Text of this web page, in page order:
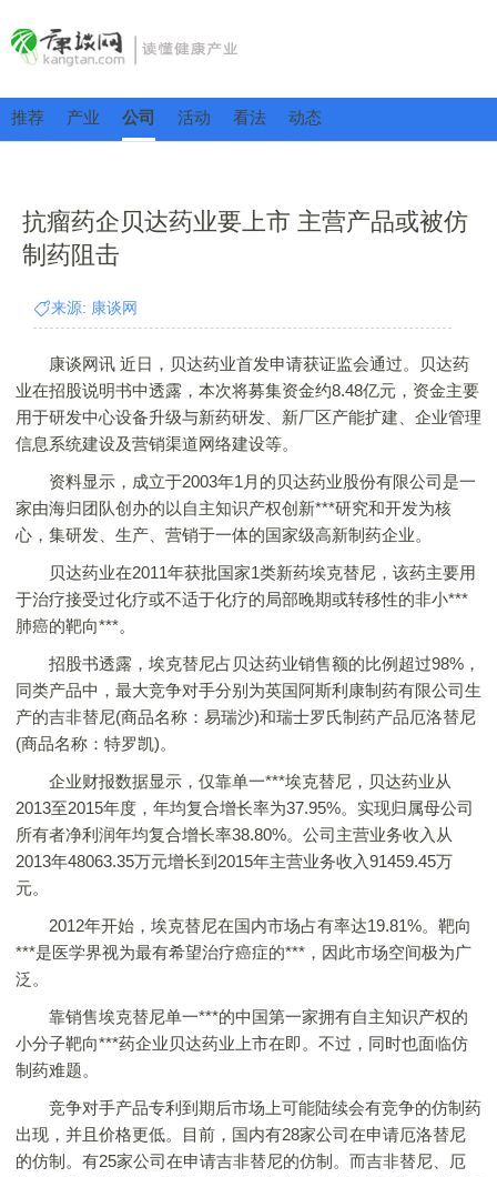
推荐 产业 公司 活动 看法 动态
抗瘤药企贝达药业要上市 主营产品或被仿
制药阻击
来源: 康谈网
康谈网讯 近日，贝达药业首发申请获证监会通过。贝达药
业在招股说明书中透露，本次将募集资金约8.48亿元，资金主要
用于研发中心设备升级与新药研发、新厂区产能扩建、企业管理
信息系统建设及营销渠道网络建设等。
资料显示，成立于2003年1月的贝达药业股份有限公司是一
家由海归团队创办的以自主知识产权创新***研究和开发为核
心，集研发、生产、营销于一体的国家级高新制药企业。
贝达药业在2011年获批国家1类新药埃克替尼，该药主要用
于治疗接受过化疗或不适于化疗的局部晚期或转移性的非小***
肺癌的靶向***。
招股书透露，埃克替尼占贝达药业销售额的比例超过98%，
同类产品中，最大竞争对手分别为英国阿斯利康制药有限公司生
产的吉非替尼(商品名称：易瑞沙)和瑞士罗氏制药产品厄洛替尼
(商品名称：特罗凯)。
企业财报数据显示，仅靠单一***埃克替尼，贝达药业从
2013至2015年度，年均复合增长率为37.95%。实现归属母公司
所有者净利润年均复合增长率38.80%。公司主营业务收入从
2013年48063.35万元增长到2015年主营业务收入91459.45万
元。
2012年开始，埃克替尼在国内市场占有率达19.81%。靶向
***是医学界视为最有希望治疗癌症的***，因此市场空间极为广
泛。
靠销售埃克替尼单一***的中国第一家拥有自主知识产权的
小分子靶向***药企业贝达药业上市在即。不过，同时也面临仿
制药难题。
竞争对手产品专利到期后市场上可能陆续会有竞争的仿制药
出现，并且价格更低。目前，国内有28家公司在申请厄洛替尼
的仿制。有25家公司在申请吉非替尼的仿制。而吉非替尼、厄